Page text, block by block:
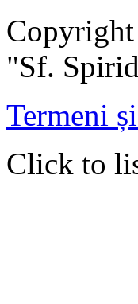
"Sf.
Termeni
Click to